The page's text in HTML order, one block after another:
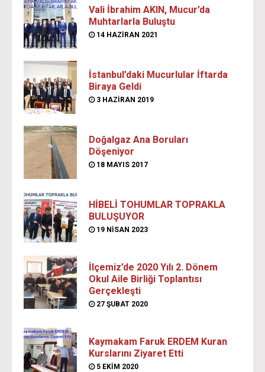
Vali İbrahim AKIN, Mucur’da
Muhtarlarla Buluştu
14 HAZIRAN 2021
İstanbul’daki Mucurlular İftarda
Biraya Geldi
3 HAZIRAN 2019
Doğalgaz Ana Boruları
Döşeniyor
18 MAYIS 2017
HİBELİ TOHUMLAR TOPRAKLA
BULUŞUYOR
19 NISAN 2023
İlçemiz’de 2020 Yılı 2. Dönem
Okul Aile Birliği Toplantısı
Gerçekleşti
27 ŞUBAT 2020
Kaymakam Faruk ERDEM Kuran
Kurslarını Ziyaret Etti
5 EKIM 2020